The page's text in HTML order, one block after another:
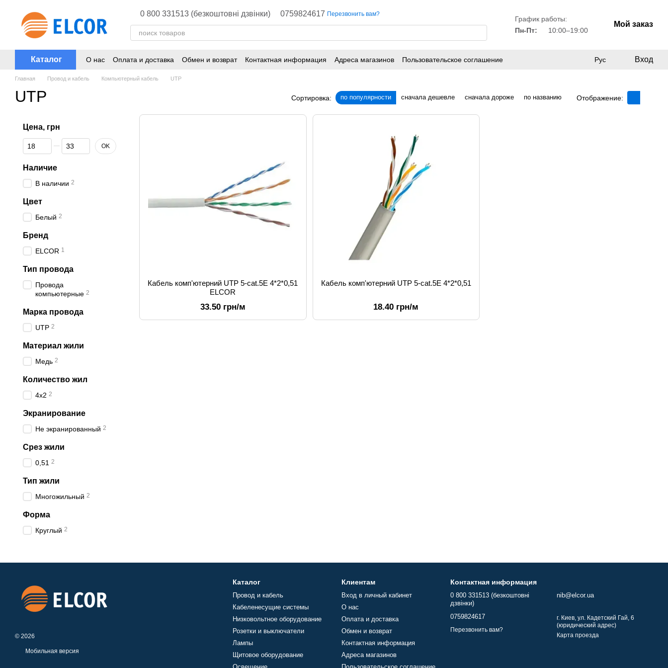
0 800 331513 (безкоштовні дзвінки) 0759824617 Перезвонить вам?
График работы:
Пн-Пт:
10:00–19:00
Мой заказ
Каталог О нас Оплата и доставка Обмен и возврат Контактная информация Адреса магазинов Пользовательское соглашение Рус Вход
Главная Провод и кабель Компьютерный кабель UTP
UTP Сортировка: по популярности сначала дешевле сначала дороже по названию Отображение:
Кабель комп'ютерний UTP 5-cat.5E 4*2*0,51
ELCOR
33.50 грн/м
Кабель комп'ютерний UTP 5-cat.5E 4*2*0,51
18.40 грн/м
Цена, грн
От Цена, грн
До Цена, грн OK
Наличие
В наличии 2
Цвет
Белый 2
Бренд
ELCOR 1
Тип провода
Провода
компьютерные 2
Марка провода
UTP 2
Материал жили
Медь 2
Количество жил
4х2 2
Экранирование
Не экранированный 2
Срез жили
0,51 2
Тип жили
Многожильный 2
Форма
Круглый 2
© 2026
Мобильная версия
Каталог
Провод и кабель
Кабеленесущие системы
Низковольтное оборудование
Розетки и выключатели
Лампы
Щитовое оборудование
Клиентам
Вход в личный кабинет
О нас
Оплата и доставка
Обмен и возврат
Контактная информация
Адреса магазинов
Контактная информация
0 800 331513 (безкоштовні
дзвінки)
0759824617
Перезвонить вам?
nib@elcor.ua
г. Киев, ул. Кадетский Гай, 6
(юридический адрес)
Карта проезда